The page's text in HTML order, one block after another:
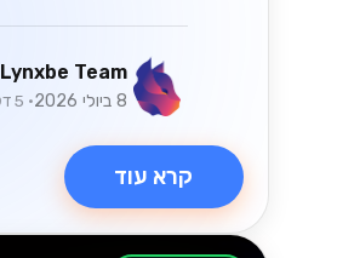
Lynxbe Team
8 ביולי 2026 • 5 דק׳ קריאה
קרא עוד